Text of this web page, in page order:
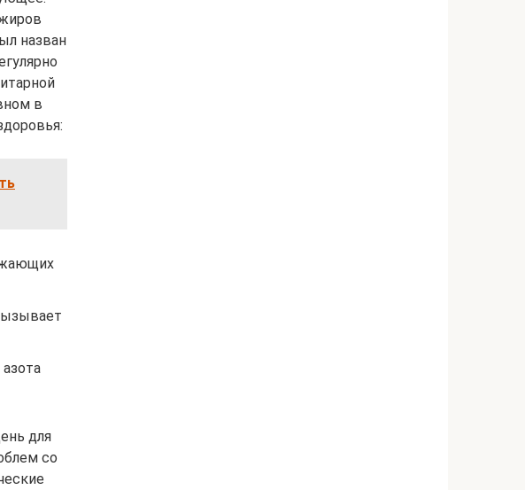
назван
в
для
со